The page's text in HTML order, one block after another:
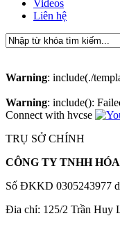
Videos
Liên hệ
Warning: include(./
Warning: include():
Connect with hvcse
TRỤ SỞ CHÍNH
CÔNG TY TNHH
Số ĐKKD 0305243977
Đia chỉ: 125/2 Trần Huy